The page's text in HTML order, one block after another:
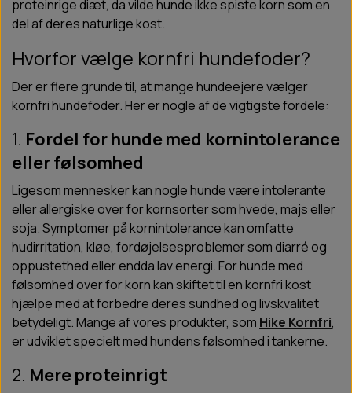
proteinrige diæt, da vilde hunde ikke spiste korn som en
del af deres naturlige kost.
Hvorfor vælge kornfri hundefoder?
Der er flere grunde til, at mange hundeejere vælger
kornfri hundefoder. Her er nogle af de vigtigste fordele:
1. Fordel for hunde med kornintolerance
eller følsomhed
Ligesom mennesker kan nogle hunde være intolerante
eller allergiske over for kornsorter som hvede, majs eller
soja. Symptomer på kornintolerance kan omfatte
hudirritation, kløe, fordøjelsesproblemer som diarré og
oppustethed eller endda lav energi. For hunde med
følsomhed over for korn kan skiftet til en kornfri kost
hjælpe med at forbedre deres sundhed og livskvalitet
betydeligt. Mange af vores produkter, som Hike Kornfri,
er udviklet specielt med hundens følsomhed i tankerne.
2. Mere proteinrigt